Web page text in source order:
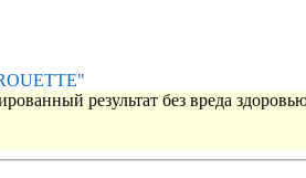
результат без вреда